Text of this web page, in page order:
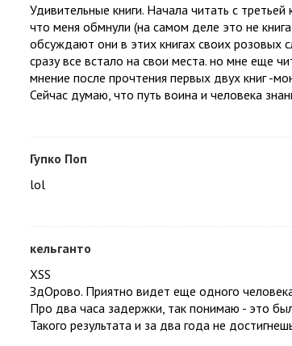
Удивительные книги. Начала читать с
что меня обмнули (на самом деле это не
обсуждают они в этих книгах своих розовых
сразу все встало на свои места. но мне еще
мнение после прочтения первых двух книг
Сейчас думаю, что путь воина и человека
Гупко Поп
lol
кельганто
XSS
ЗдОрово. Приятно видет еще одного
Про два часа задержки, так понимаю - это
Такого результата и за два года не